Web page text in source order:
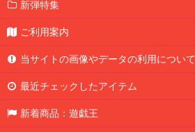
新弾特集
ご利用案内
当サイトの画像やデータの利用について
最近チェックしたアイテム
新着商品：遊戯王